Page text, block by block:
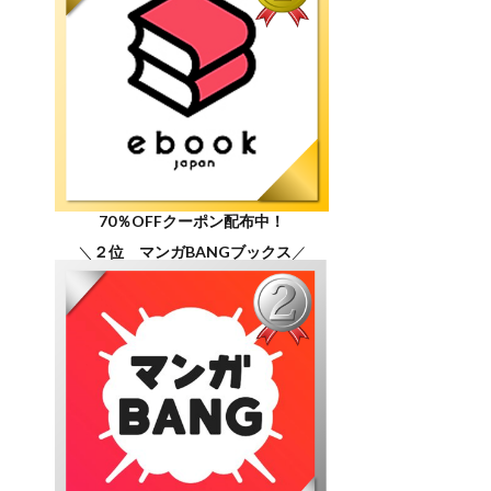
70％OFFクーポン配布中！
＼ ２位 マンガBANGブックス ／